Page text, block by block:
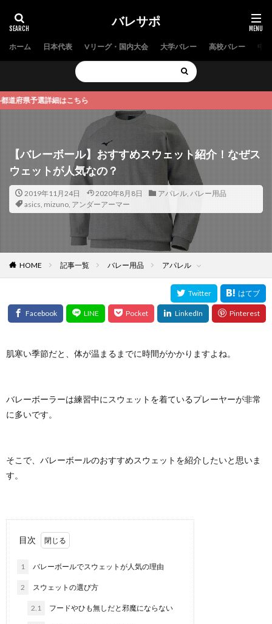
バレサポ
ホーム 日本代表 Vリーグ・国内大会 大学バレー 高校バレー 中
選詳細はこちら
【バレーボール】おすすめスウェット紹介！なぜス
ウェットが人気なの？
2019年11月24日 2020年8月8日 アパレル, バレー用品
asics, mizuno, アンダーアーマー
HOME 記事一覧 バレー用品 アパレル
肌寒い季節だと、体が温まるまでに時間がかかりますよね。
バレーボーラーは練習中にスウェットを着ているプレーヤーが非常
に多いです。
そこで、バレーボールのおすすめスウェットを紹介したいと思いま
す。
目次
1 バレーボールでスウェットが人気の理由
2 スウェットの選び方
2.1 フードやひも無しだと邪魔にならない